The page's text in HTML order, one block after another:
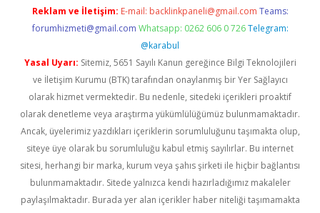
Reklam ve İletişim: E-mail: backlinkpaneli@gmail.com Teams:
forumhizmeti@gmail.com Whatsapp: 0262 606 0 726 Telegram:
@karabul
Yasal Uyarı: Sitemiz, 5651 Sayılı Kanun gereğince Bilgi Teknolojileri
ve İletişim Kurumu (BTK) tarafından onaylanmış bir Yer Sağlayıcı
olarak hizmet vermektedir. Bu nedenle, sitedeki içerikleri proaktif
olarak denetleme veya araştırma yükümlülüğümüz bulunmamaktadır.
Ancak, üyelerimiz yazdıkları içeriklerin sorumluluğunu taşımakta olup,
siteye üye olarak bu sorumluluğu kabul etmiş sayılırlar. Bu internet
sitesi, herhangi bir marka, kurum veya şahıs şirketi ile hiçbir bağlantısı
bulunmamaktadır. Sitede yalnızca kendi hazırladığımız makaleler
paylaşılmaktadır. Burada yer alan içerikler haber niteliği taşımamakta